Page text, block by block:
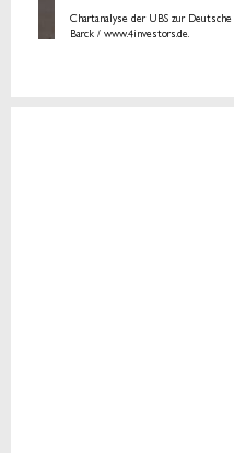
Chartanalyse der UBS zur
Barck / www.4investors.de.